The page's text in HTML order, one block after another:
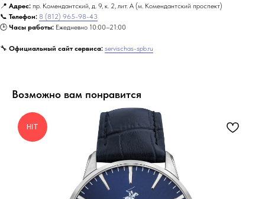
📍 Адрес: пр. Комендантский, д. 9, к. 2, лит. А (м. Комендантский проспект)
📞 Телефон: 8 (812) 965-98-43
🕒 Часы работы: Ежедневно 10:00–21:00
🔧 Официальный сайт сервиса: servischas-spb.ru
Возможно вам понравится
HIT